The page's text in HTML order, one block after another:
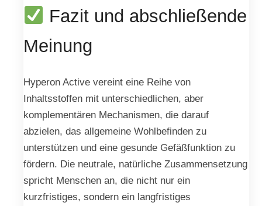
Fazit und abschließende
Meinung
Hyperon Active vereint eine Reihe von
Inhaltsstoffen mit unterschiedlichen, aber
komplementären Mechanismen, die darauf
abzielen, das allgemeine Wohlbefinden zu
unterstützen und eine gesunde Gefäßfunktion zu
fördern. Die neutrale, natürliche Zusammensetzung
spricht Menschen an, die nicht nur ein
kurzfristiges, sondern ein langfristiges